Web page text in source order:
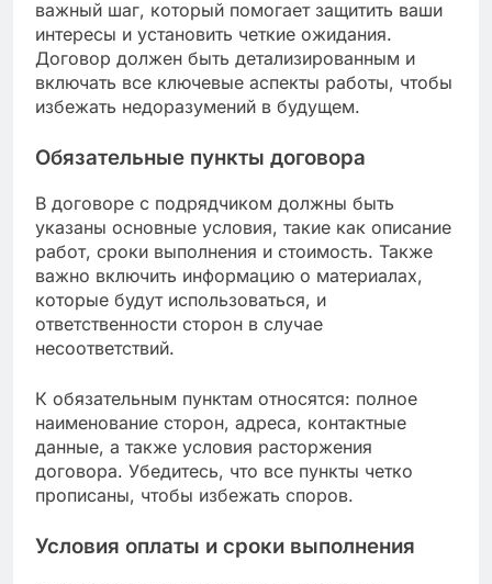
конкретные вопросы о качестве работы,
сроках выполнения и уровне сервиса.
Обратите внимание на то, как подрядчик
реагирует на ваши запросы. Если он охотно
это может свидетельствовать о его
удовлетворенности клиентов.
Как составить договор с
подрядчиком?